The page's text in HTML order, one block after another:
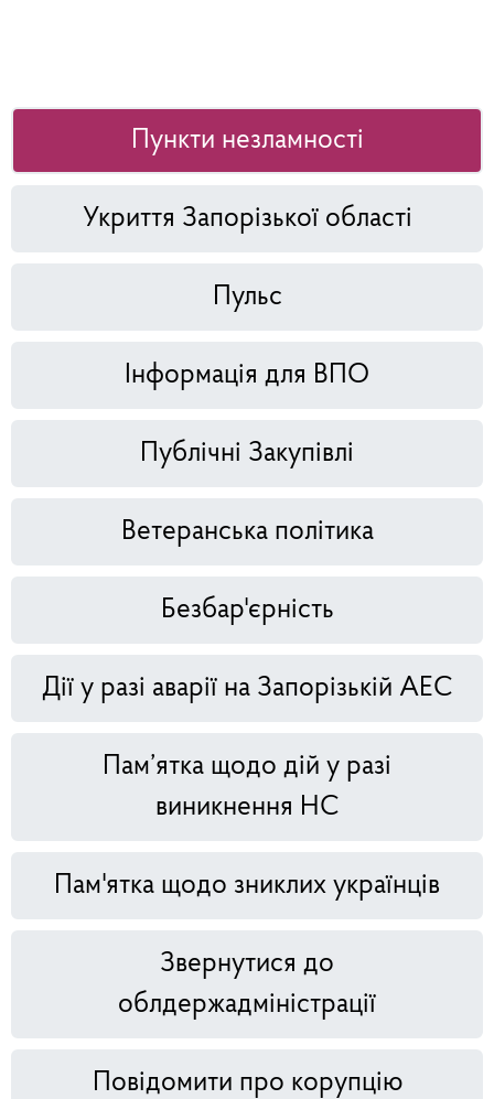
Пункти незламності
Укриття Запорізької області
Пульс
Інформація для ВПО
Публічні Закупівлі
Ветеранська політика
Безбар'єрність
Дії у разі аварії на Запорізькій АЕС
Пам’ятка щодо дій у разі
виникнення НС
Пам'ятка щодо зниклих українців
Звернутися до
облдержадміністрації
Повідомити про корупцію